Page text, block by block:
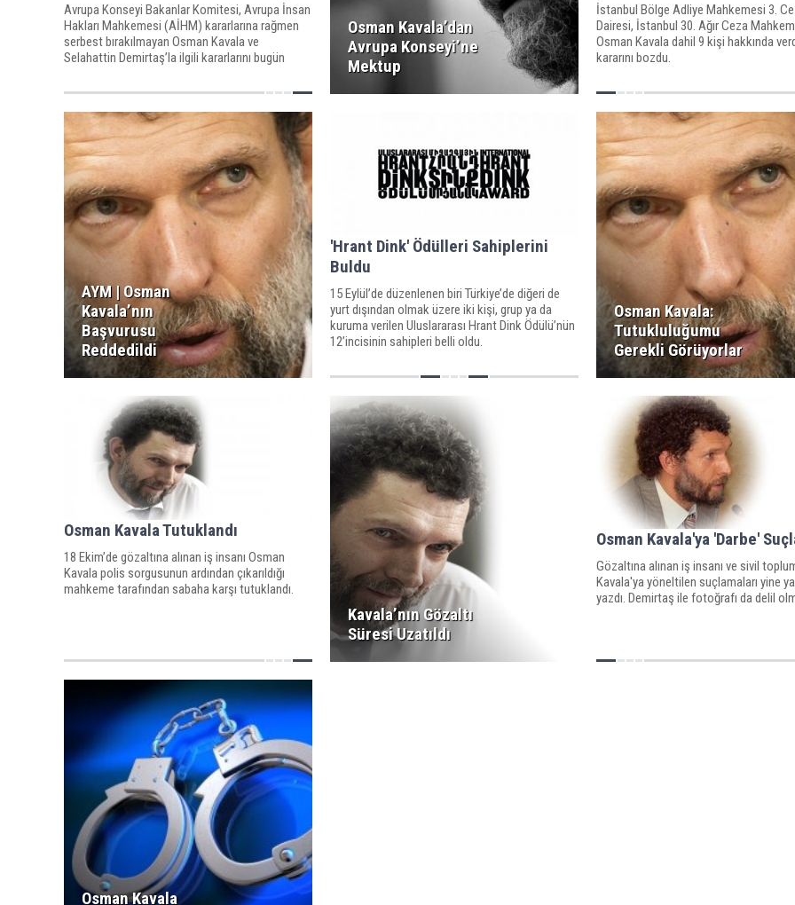
Avrupa Konseyi Bakanlar Komitesi, Avrupa İnsan
Hakları Mahkemesi (AİHM) kararlarına rağmen
serbest bırakılmayan Osman Kavala ve
Selahattin Demirtaş’la ilgili kararlarını bugün
Osman Kavala’dan
Avrupa Konseyi’ne
Mektup
İstanbul Bölge Adliye Mahkemesi 3.
Dairesi, İstanbul 30. Ağır Ceza
Osman Kavala dahil 9 kişi hakkında
kararını bozdu.
AYM | Osman
Kavala’nın
Başvurusu
Reddedildi
'Hrant Dink' Ödülleri Sahiplerini
Buldu
15 Eylül’de düzenlenen biri Türkiye’de diğeri de
yurt dışından olmak üzere iki kişi, grup ya da
kuruma verilen Uluslararası Hrant Dink Ödülü’nün
12’incisinin sahipleri belli oldu.
Osman Kavala:
Tutukluluğumu
Gerekli Görüyorlar
Osman Kavala Tutuklandı
18 Ekim’de gözaltına alınan iş insanı Osman
Kavala polis sorgusunun ardından çıkarıldığı
mahkeme tarafından sabaha karşı tutuklandı.
Kavala’nın Gözaltı
Süresi Uzatıldı
Osman Kavala'ya 'Darbe'
Gözaltına alınan iş insanı ve sivil
Kavala'ya yöneltilen suçlamaları yine
yazdı. Demirtaş ile fotoğrafı da delil
Osman Kavala